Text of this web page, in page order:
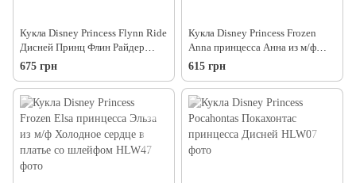
Кукла Disney Princess Flynn Ride
Дисней Принц Флин Райдер
(Рапунцель), 29см
675 грн
Кукла Disney Princess Frozen
Anna принцесса Анна из м/ф
Ледяное сердце в накидке
615 грн